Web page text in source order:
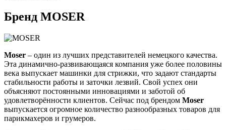
Бренд MOSER
Moser – один из лучших представителей немецкого качества.
Эта динамично-развивающаяся компания уже более половины
века выпускает машинки для стрижки, что задают стандарты
стабильности работы и заточки лезвий. Свой успех они
объясняют постоянными инновациями и заботой об
удовлетворённости клиентов. Сейчас под брендом Moser
выпускается огромное количество разнообразных товаров для
парикмахеров и грумеров.